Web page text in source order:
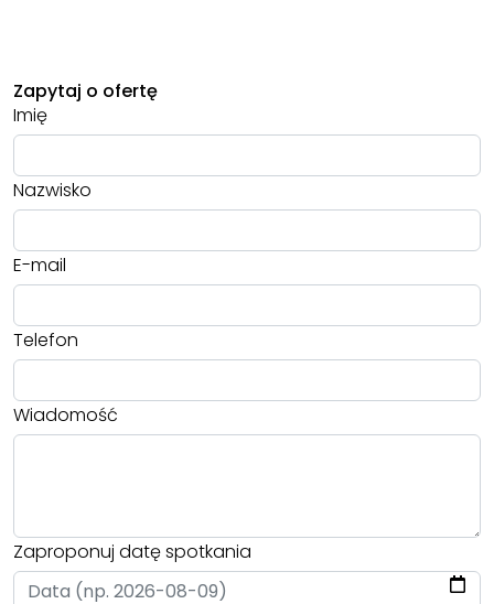
Zapytaj o ofertę
Imię
Nazwisko
E-mail
Telefon
Wiadomość
Zaproponuj datę spotkania